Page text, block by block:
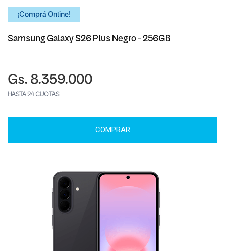
¡Comprá Online!
Samsung Galaxy S26 Plus Negro - 256GB
Gs. 8.359.000
HASTA 24 CUOTAS
COMPRAR